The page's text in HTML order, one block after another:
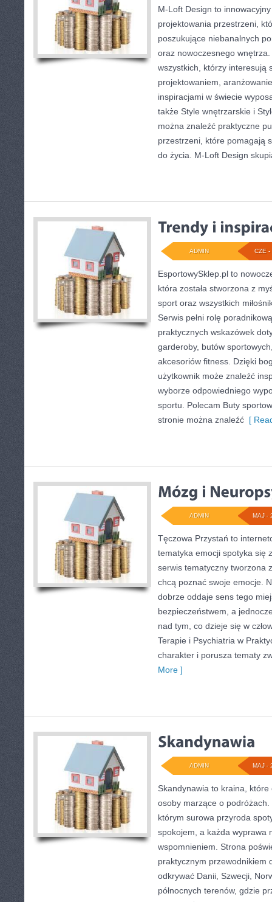
M-Loft Design to
projektowania przestrzeni,
poszukujące niebanalnych
oraz nowoczesnego
wszystkich, którzy interesują
projektowaniem,
inspiracjami w świecie
także Style wnętrzarskie i
można znaleźć praktyczne
przestrzeni, które pomagają
do życia. M-Loft Design
CZE -
ADMIN
EsportowySklep.pl to
która została stworzona z
sport oraz wszystkich
Serwis pełni rolę
praktycznych wskazówek
garderoby, butów
akcesoriów fitness. Dzięki
użytkownik może znaleźć
wyborze odpowiedniego
sportu. Polecam Buty
stronie można znaleźć [
MAJ -
ADMIN
Tęczowa Przystań to
tematyka emocji spotyka się
serwis tematyczny tworzona
chcą poznać swoje emocje.
dobrze oddaje sens tego
bezpieczeństwem, a
nad tym, co dzieje się w
Terapie i Psychiatria w
charakter i porusza tematy
More ]
MAJ -
ADMIN
Skandynawia to kraina,
osoby marzące o
którym surowa przyroda
spokojem, a każda wyprawa
wspomnieniem. Strona
praktycznym przewodnikiem
odkrywać Danii, Szwecji,
północnych terenów, gdzie